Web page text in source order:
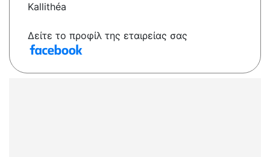
Kallithéa
Δείτε το προφίλ της εταιρείας σας